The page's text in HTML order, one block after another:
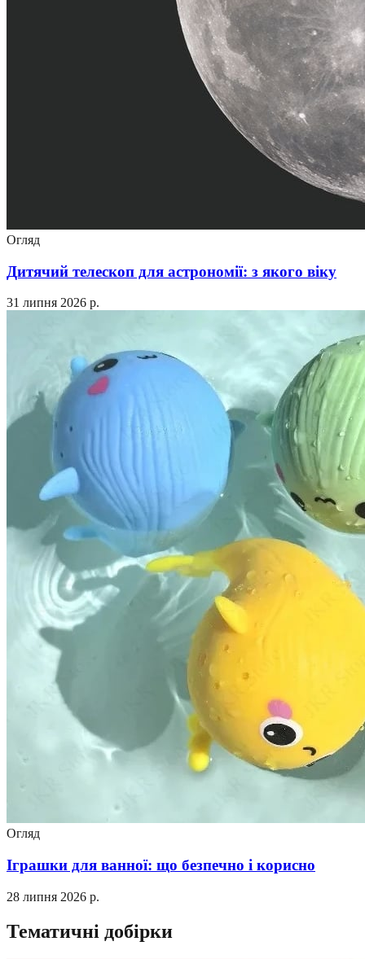
Огляд
Дитячий телескоп для астрономії: з якого віку
31 липня 2026 р.
Огляд
Іграшки для ванної: що безпечно і корисно
28 липня 2026 р.
Тематичні добірки